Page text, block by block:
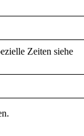
Zeiten siehe